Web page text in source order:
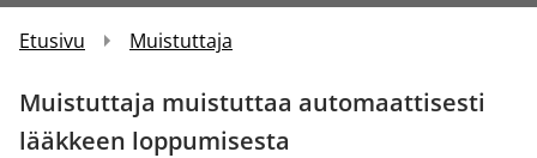
Etusivu Muistuttaja
Muistuttaja muistuttaa automaattisesti
lääkkeen loppumisesta